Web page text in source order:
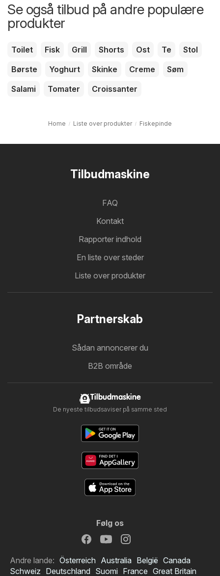
Se også tilbud på andre populære
produkter
Toilet Fisk Grill Shorts Ost Te
Stol
Børste
Yoghurt Skinke Creme
Søm
Salami
Tomater Croissanter
Home Liste over produkter Fiskepinde
Tilbudmaskine
FAQ
Kontakt
Rapporter indhold
En liste over steder
Liste over produkter
Partnerskab
Sådan annoncerer du
B2B område
Tilbudmaskine
De nyeste tilbudsaviser på samme sted
Følg os
Andre lande: Österreich Australia België Canada
Schweiz Deutschland Suomi France Great Britain